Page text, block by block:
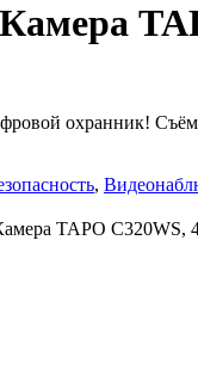
охранник!
,
TAPO